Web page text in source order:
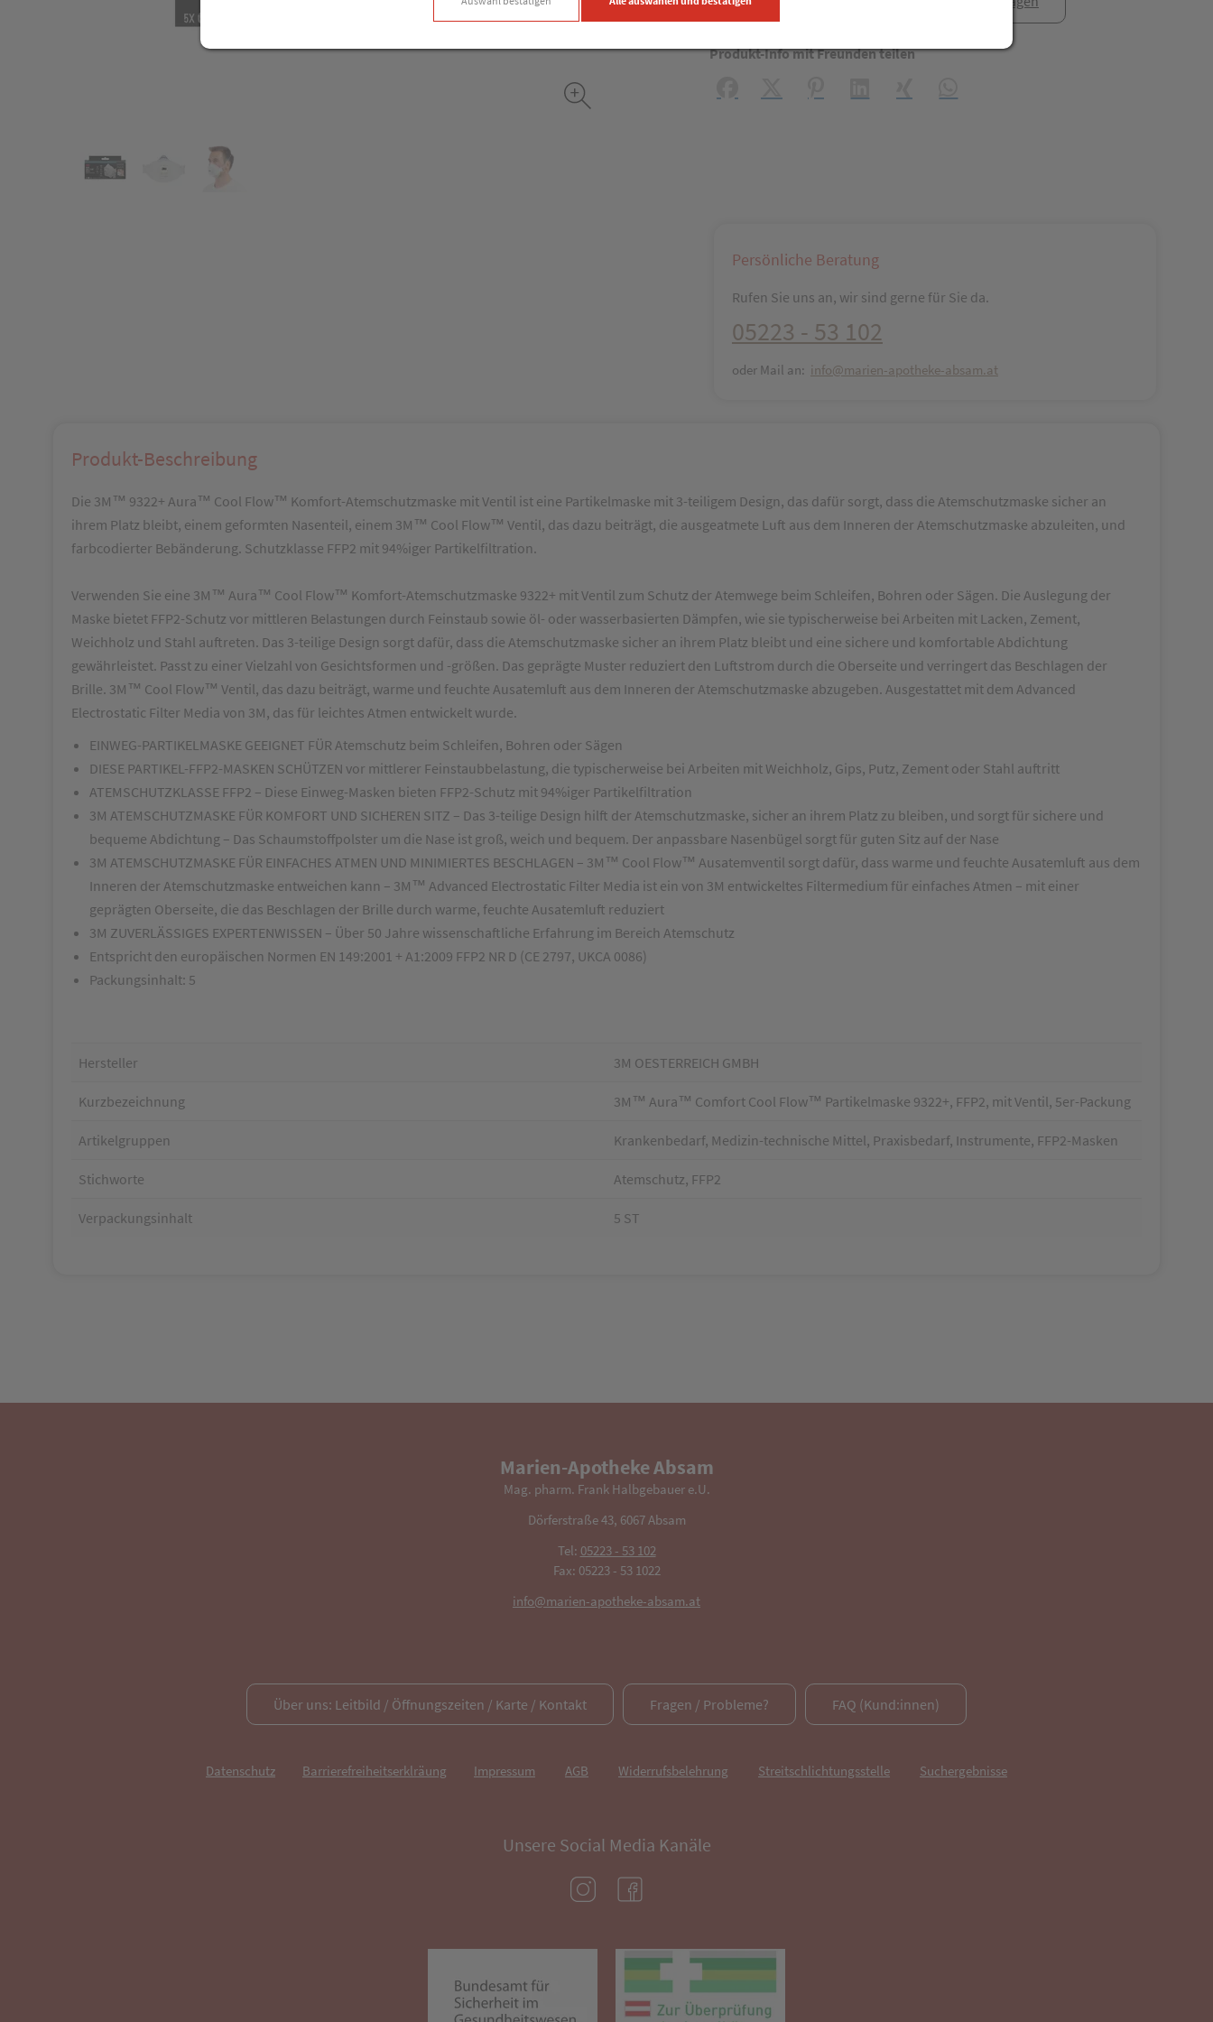
Produkt-Info mit Freunden teilen
Persönliche Beratung
Rufen Sie uns an, wir sind gerne für Sie da.
05223 - 53 102
oder Mail an: info@marien-apotheke-absam.at
Produkt-Beschreibung
Die 3M™ 9322+ Aura™ Cool Flow™ Komfort-Atemschutzmaske mit Ventil ist eine Partikelmaske mit 3-teiligem Design, das dafür sorgt, dass die Atemschutzmaske sicher an
ihrem Platz bleibt, einem geformten Nasenteil, einem 3M™ Cool Flow™ Ventil, das dazu beiträgt, die ausgeatmete Luft aus dem Inneren der Atemschutzmaske abzuleiten, und
farbcodierter Bebänderung. Schutzklasse FFP2 mit 94%iger Partikelfiltration.
Verwenden Sie eine 3M™ Aura™ Cool Flow™ Komfort-Atemschutzmaske 9322+ mit Ventil zum Schutz der Atemwege beim Schleifen, Bohren oder Sägen. Die Auslegung der
Maske bietet FFP2-Schutz vor mittleren Belastungen durch Feinstaub sowie öl- oder wasserbasierten Dämpfen, wie sie typischerweise bei Arbeiten mit Lacken, Zement,
Weichholz und Stahl auftreten. Das 3-teilige Design sorgt dafür, dass die Atemschutzmaske sicher an ihrem Platz bleibt und eine sichere und komfortable Abdichtung
gewährleistet. Passt zu einer Vielzahl von Gesichtsformen und -größen. Das geprägte Muster reduziert den Luftstrom durch die Oberseite und verringert das Beschlagen der
Brille. 3M™ Cool Flow™ Ventil, das dazu beiträgt, warme und feuchte Ausatemluft aus dem Inneren der Atemschutzmaske abzugeben. Ausgestattet mit dem Advanced
Electrostatic Filter Media von 3M, das für leichtes Atmen entwickelt wurde.
EINWEG-PARTIKELMASKE GEEIGNET FÜR Atemschutz beim Schleifen, Bohren oder Sägen
DIESE PARTIKEL-FFP2-MASKEN SCHÜTZEN vor mittlerer Feinstaubbelastung, die typischerweise bei Arbeiten mit Weichholz, Gips, Putz, Zement oder Stahl auftritt
ATEMSCHUTZKLASSE FFP2 – Diese Einweg-Masken bieten FFP2-Schutz mit 94%iger Partikelfiltration
3M ATEMSCHUTZMASKE FÜR KOMFORT UND SICHEREN SITZ – Das 3-teilige Design hilft der Atemschutzmaske, sicher an ihrem Platz zu bleiben, und sorgt für sichere und
bequeme Abdichtung – Das Schaumstoffpolster um die Nase ist groß, weich und bequem. Der anpassbare Nasenbügel sorgt für guten Sitz auf der Nase
3M ATEMSCHUTZMASKE FÜR EINFACHES ATMEN UND MINIMIERTES BESCHLAGEN – 3M™ Cool Flow™ Ausatemventil sorgt dafür, dass warme und feuchte Ausatemluft aus dem
Inneren der Atemschutzmaske entweichen kann – 3M™ Advanced Electrostatic Filter Media ist ein von 3M entwickeltes Filtermedium für einfaches Atmen – mit einer
geprägten Oberseite, die das Beschlagen der Brille durch warme, feuchte Ausatemluft reduziert
3M ZUVERLÄSSIGES EXPERTENWISSEN – Über 50 Jahre wissenschaftliche Erfahrung im Bereich Atemschutz
Entspricht den europäischen Normen EN 149:2001 + A1:2009 FFP2 NR D (CE 2797, UKCA 0086)
Packungsinhalt: 5
Hersteller 3M OESTERREICH GMBH
Kurzbezeichnung 3M™ Aura™ Comfort Cool Flow™ Partikelmaske 9322+, FFP2, mit Ventil, 5er-Packung
Artikelgruppen Krankenbedarf, Medizin-technische Mittel, Praxisbedarf, Instrumente, FFP2-Masken
Stichworte Atemschutz, FFP2
Verpackungsinhalt 5 ST
Marien-Apotheke Absam
Mag. pharm. Frank Halbgebauer e.U.
Dörferstraße 43, 6067 Absam
Tel: 05223 - 53 102
Fax: 05223 - 53 1022
info@marien-apotheke-absam.at
Über uns: Leitbild / Öffnungszeiten / Karte / Kontakt Fragen / Probleme? FAQ (Kund:innen)
Datenschutz Barrierefreiheitserklräung Impressum AGB Widerrufsbelehrung Streitschlichtungsstelle Suchergebnisse
Unsere Social Media Kanäle
(öffnet in neuem Tab)
(öffnet in neuem Tab)